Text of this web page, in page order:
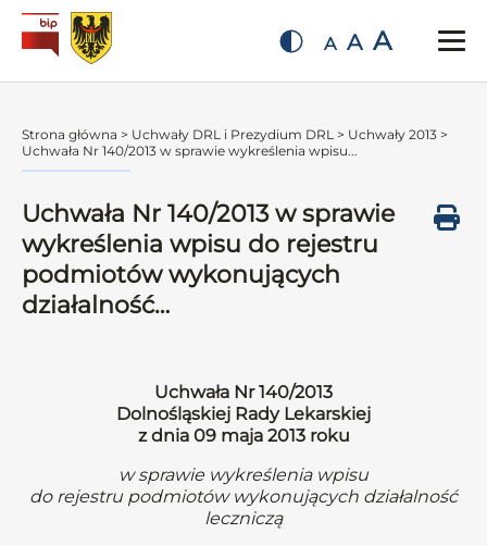
A A A
Strona główna > Uchwały DRL i Prezydium DRL > Uchwały 2013 >
Uchwała Nr 140/2013 w sprawie wykreślenia wpisu...
Uchwała Nr 140/2013 w sprawie
wykreślenia wpisu do rejestru
podmiotów wykonujących
działalność…
Uchwała Nr 140/2013
Dolnośląskiej Rady Lekarskiej
z dnia 09 maja 2013 roku
w sprawie wykreślenia wpisu
do rejestru podmiotów wykonujących działalność
leczniczą